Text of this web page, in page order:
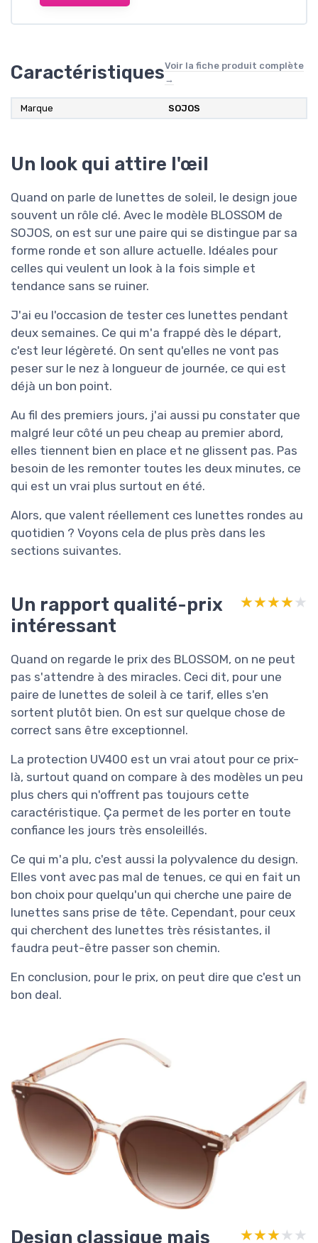
CaractéristiquesVoir la fiche produit complète
→
Marque SOJOS
Un look qui attire l'œil
Quand on parle de lunettes de soleil, le design joue
souvent un rôle clé. Avec le modèle BLOSSOM de
SOJOS, on est sur une paire qui se distingue par sa
forme ronde et son allure actuelle. Idéales pour
celles qui veulent un look à la fois simple et
tendance sans se ruiner.
J'ai eu l'occasion de tester ces lunettes pendant
deux semaines. Ce qui m'a frappé dès le départ,
c'est leur légèreté. On sent qu'elles ne vont pas
peser sur le nez à longueur de journée, ce qui est
déjà un bon point.
Au fil des premiers jours, j'ai aussi pu constater que
malgré leur côté un peu cheap au premier abord,
elles tiennent bien en place et ne glissent pas. Pas
besoin de les remonter toutes les deux minutes, ce
qui est un vrai plus surtout en été.
Alors, que valent réellement ces lunettes rondes au
quotidien ? Voyons cela de plus près dans les
sections suivantes.
Un rapport qualité-prix
intéressant
★★★★★
★★★★★
Quand on regarde le prix des BLOSSOM, on ne peut
pas s'attendre à des miracles. Ceci dit, pour une
paire de lunettes de soleil à ce tarif, elles s'en
sortent plutôt bien. On est sur quelque chose de
correct sans être exceptionnel.
La protection UV400 est un vrai atout pour ce prix-
là, surtout quand on compare à des modèles un peu
plus chers qui n'offrent pas toujours cette
caractéristique. Ça permet de les porter en toute
confiance les jours très ensoleillés.
Ce qui m'a plu, c'est aussi la polyvalence du design.
Elles vont avec pas mal de tenues, ce qui en fait un
bon choix pour quelqu'un qui cherche une paire de
lunettes sans prise de tête. Cependant, pour ceux
qui cherchent des lunettes très résistantes, il
faudra peut-être passer son chemin.
En conclusion, pour le prix, on peut dire que c'est un
bon deal.
Design classique mais ★★★★★
★★★★★